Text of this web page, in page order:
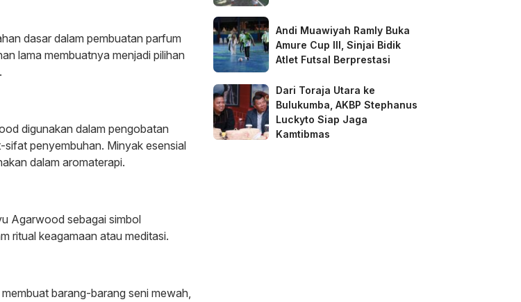
dasar dalam pembuatan parfum
lama membuatnya menjadi pilihan
digunakan dalam pengobatan
sifat penyembuhan. Minyak esensial
dalam aromaterapi.
Agarwood sebagai simbol
ritual keagamaan atau meditasi.
barang-barang seni mewah,
Andi Muawiyah Ramly Buka
Amure Cup III, Sinjai Bidik
Atlet Futsal Berprestasi
Dari Toraja Utara ke
Bulukumba, AKBP Stephanus
Luckyto Siap Jaga
Kamtibmas